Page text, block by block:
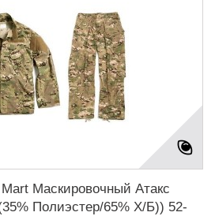
Маскировочный Атакс
Полиэстер/65% Х/Б)) 52-